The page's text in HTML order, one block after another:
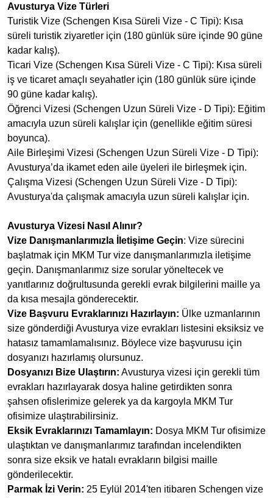
Avusturya Vize Türleri
Turistik Vize (Schengen Kısa Süreli Vize - C Tipi): Kısa
süreli turistik ziyaretler için (180 günlük süre içinde 90 güne
kadar kalış).
Ticari Vize (Schengen Kısa Süreli Vize - C Tipi): Kısa süreli
iş ve ticaret amaçlı seyahatler için (180 günlük süre içinde
90 güne kadar kalış).
Öğrenci Vizesi (Schengen Uzun Süreli Vize - D Tipi): Eğitim
amacıyla uzun süreli kalışlar için (genellikle eğitim süresi
boyunca).
Aile Birleşimi Vizesi (Schengen Uzun Süreli Vize - D Tipi):
Avusturya’da ikamet eden aile üyeleri ile birleşmek için.
Çalışma Vizesi (Schengen Uzun Süreli Vize - D Tipi):
Avusturya'da çalışmak amacıyla uzun süreli kalışlar için.
Avusturya Vizesi Nasıl Alınır?
Vize Danışmanlarımızla İletişime Geçin: Vize sürecini
başlatmak için MKM Tur vize danışmanlarımızla iletişime
geçin. Danışmanlarımız size sorular yöneltecek ve
yanıtlarınız doğrultusunda gerekli evrak bilgilerini maille ya
da kısa mesajla gönderecektir.
Vize Başvuru Evraklarınızı Hazırlayın: Ülke uzmanlarının
size gönderdiği Avusturya vize evrakları listesini eksiksiz ve
hatasız tamamlamalısınız. Böylece vize başvurusu için
dosyanızı hazırlamış olursunuz.
Dosyanızı Bize Ulaştırın: Avusturya vizesi için gerekli tüm
evrakları hazırlayarak dosya haline getirdikten sonra
şahsen ofislerimize gelerek ya da kargoyla MKM Tur
ofisimize ulaştırabilirsiniz.
Eksik Evraklarınızı Tamamlayın: Dosya MKM Tur ofisimize
ulaştıktan ve danışmanlarımız tarafından incelendikten
sonra size eksik ve hatalı evrakların bilgisi maille
gönderilecektir.
Parmak İzi Verin: 25 Eylül 2014'ten itibaren Schengen vize